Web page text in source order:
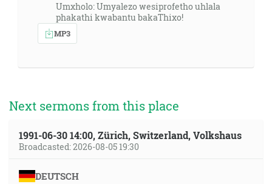
Umxholo: Umyalezo wesiprofetho uhlala
phakathi kwabantu bakaThixo!
MP3
Next sermons from this place
1991-06-30 14:00, Zürich, Switzerland, Volkshaus
Broadcasted: 2026-08-05 19:30
DEUTSCH